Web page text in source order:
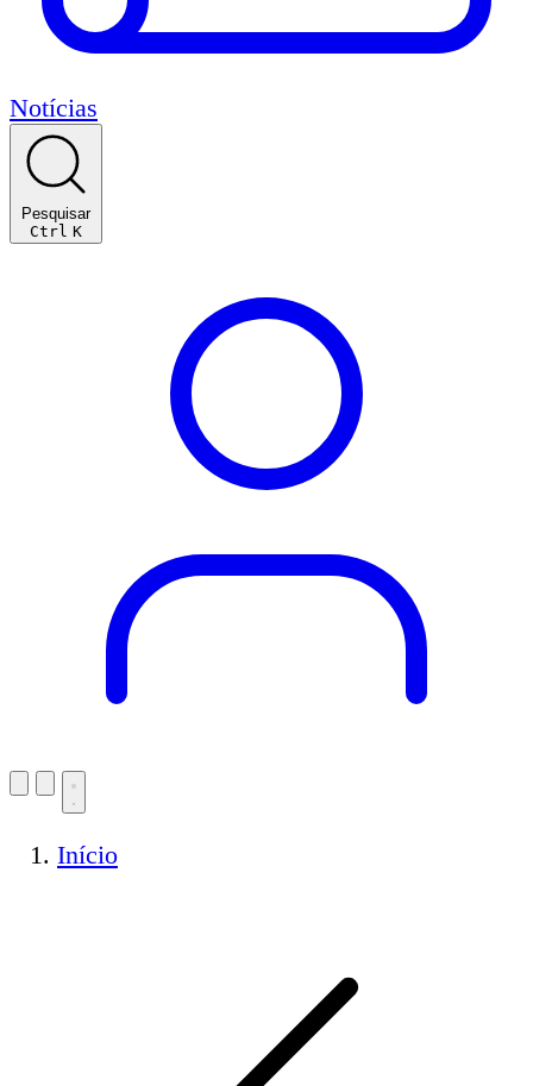
Notícias
Pesquisar
Ctrl K
Início